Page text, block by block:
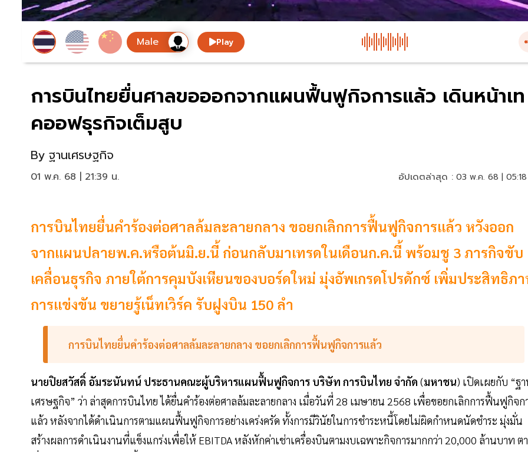
Play
การบินไทยยื่นศาลขอออกจากแผนฟื้นฟูกิจการแล้ว เดินหน้าเท
คออฟธุรกิจเต็มสูบ
By ฐานเศรษฐกิจ
01 พ.ค. 68 | 21:39 น. อัปเดตล่าสุด : 03 พ.ค. 68 |
การบินไทยยื่นคำร้องต่อศาลล้มละลายกลาง ขอยกเลิกการฟื้นฟูกิจการแล้ว หวังออก
จากแผนปลายพ.ค.หรือต้นมิ.ย.นี้ ก่อนกลับมาเทรดในเดือนก.ค.นี้ พร้อมชู 3 ภารกิจขับ
เคลื่อนธุรกิจ ภายใต้การคุมบังเหียนของบอร์ดใหม่ มุ่งอัพเกรดโปรดักซ์ เพิ่มประสิทธิภ
การแข่งขัน ขยายรู้เน็ทเวิร์ค รับฝูงบิน 150 ลำ
การบินไทยยื่นคำร้องต่อศาลล้มละลายกลาง ขอยกเลิกการฟื้นฟูกิจการแล้ว
นายปิยสวัสดิ์ อัมระนันทน์ ประธานคณะผู้บริหารแผนฟื้นฟูกิจการ บริษัท การบินไทย จำกัด (มหาชน) เปิดเผยกับ “ฐ
เศรษฐกิจ” ว่า ล่าสุดการบินไทย ได้ยื่นคำร้องต่อศาลล้มละลายกลาง เมื่อวันที่ 28 เมษายน 2568 เพื่อขอยกเลิกการฟื้นฟูกิจก
แล้ว หลังจากได้ดำเนินการตามแผนฟื้นฟูกิจการอย่างเคร่งครัด ทั้งการมีวินัยในการชำระหนี้โดยไม่ผิดกำหนดนัดชำระ มุ่งมั่น
สร้างผลการดำเนินงานที่แข็งแกร่งเพื่อให้ EBITDA หลังหักค่าเช่าเครื่องบินตามงบเฉพาะกิจการมากกว่า 20,000 ล้านบาท ต